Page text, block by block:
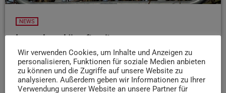
NEWS
Luxemburg kämpft weiter gegen
Grenzkontrollen
Luxemburgs Innenminister Leon Gloden will die
Grenzkontrollen nach Deutschland weiter abschaffen. Im
Gespräch mit dem Trierischen Volksfreund warnte er vor
Wir verwenden Cookies, um Inhalte und Anzeigen zu
personalisieren, Funktionen für soziale Medien anbieten
zu können und die Zugriffe auf unsere Website zu
analysieren. Außerdem geben wir Informationen zu Ihrer
Verwendung unserer Website an unsere Partner für